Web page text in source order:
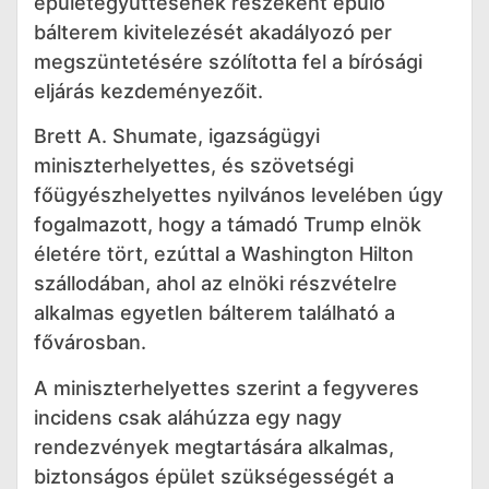
bálterem kivitelezését akadályozó per
megszüntetésére szólította fel a bírósági
eljárás kezdeményezőit.
Brett A. Shumate, igazságügyi
miniszterhelyettes, és szövetségi
főügyészhelyettes nyilvános levelében úgy
fogalmazott, hogy a támadó Trump elnök
életére tört, ezúttal a Washington Hilton
szállodában, ahol az elnöki részvételre
alkalmas egyetlen bálterem található a
fővárosban.
A miniszterhelyettes szerint a fegyveres
incidens csak aláhúzza egy nagy
rendezvények megtartására alkalmas,
biztonságos épület szükségességét a